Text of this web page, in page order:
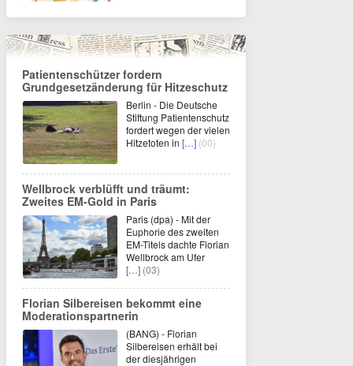
Patientenschützer fordern
Grundgesetzänderung für Hitzeschutz
Berlin - Die Deutsche
Stiftung Patientenschutz
fordert wegen der vielen
Hitzetoten in […] (00)
Wellbrock verblüfft und träumt:
Zweites EM-Gold in Paris
Paris (dpa) - Mit der
Euphorie des zweiten
EM-Titels dachte Florian
Wellbrock am Ufer
[…] (03)
Florian Silbereisen bekommt eine
Moderationspartnerin
(BANG) - Florian
Silbereisen erhält bei
der diesjährigen